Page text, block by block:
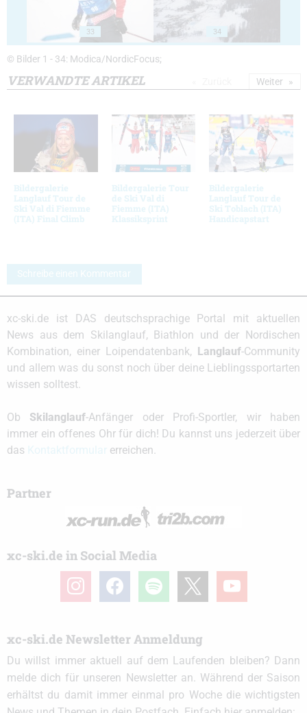
33 34
© Bilder 1 - 34: Modica/NordicFocus;
VERWANDTE ARTIKEL
Bildergalerie
Langlauf Tour de
Ski Val di Fiemme
(ITA) Final Climb
Bildergalerie Tour
de Ski Val di
Fiemme (ITA)
Klassiksprint
Bildergalerie
Langlauf Tour de
Ski Toblach (ITA)
Handicapstart
Weiter
Schreibe einen Kommentar
xc-ski.de ist DAS deutschsprachige Portal mit aktuellen
News aus dem Skilanglauf, Biathlon und der Nordischen
Kombination, einer Loipendatenbank,
Langlauf-Community
und allem was du sonst noch über deine Lieblingssportarten
wissen solltest.
Ob Skilanglauf-Anfänger oder Profi-Sportler, wir haben
immer ein offenes Ohr für dich! Du kannst uns jederzeit über
das
erreichen.
Partner
xc-ski.de in Social Media
instagramfacebook spotify youtube
xc-ski.de Newsletter Anmeldung
Du willst immer aktuell auf dem Laufenden bleiben? Dann
melde dich für unseren Newsletter an. Während der Saison
erhältst du damit immer einmal pro Woche die wichtigsten